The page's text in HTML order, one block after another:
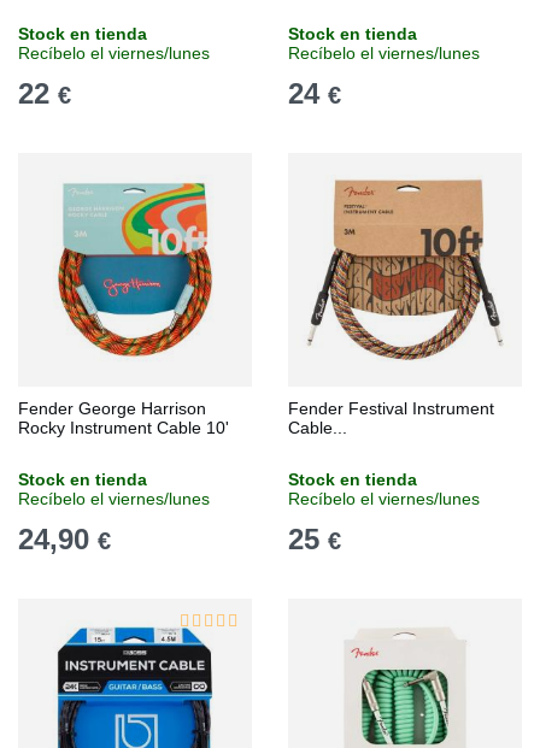
Stock en tienda
Recíbelo el viernes/lunes
22 €
Stock en tienda
Recíbelo el viernes/lunes
24 €
Fender George Harrison
Rocky Instrument Cable 10'
Stock en tienda
Recíbelo el viernes/lunes
24,90 €
Fender Festival Instrument
Cable...
Stock en tienda
Recíbelo el viernes/lunes
25 €